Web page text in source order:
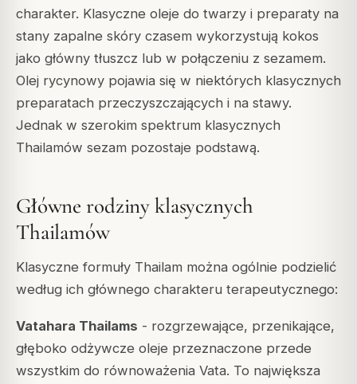
charakter. Klasyczne oleje do twarzy i preparaty na
stany zapalne skóry czasem wykorzystują kokos
jako główny tłuszcz lub w połączeniu z sezamem.
Olej rycynowy pojawia się w niektórych klasycznych
preparatach przeczyszczających i na stawy.
Jednak w szerokim spektrum klasycznych
Thailamów sezam pozostaje podstawą.
Główne rodziny klasycznych
Thailamów
Klasyczne formuły Thailam można ogólnie podzielić
według ich głównego charakteru terapeutycznego:
Vatahara Thailams - rozgrzewające, przenikające,
głęboko odżywcze oleje przeznaczone przede
wszystkim do równoważenia Vata. To największa